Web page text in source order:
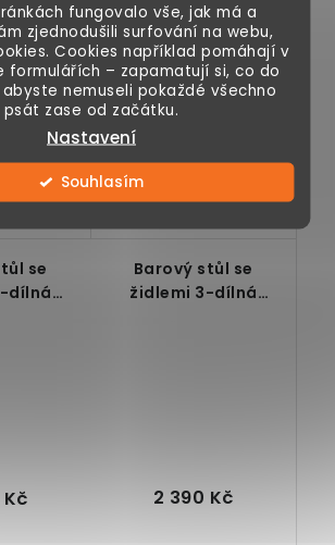
fungovalo vše, jak má a
zjednodušili surfování na webu,
Cookies například pomáhají v
formulářích – zapamatují si, co do
nemuseli pokaždé všechno
psát zase od začátku.
Nastavení
Souhlasím
pro 2
Designová
pohovka, pro 2
stabilní, měkké
snadno...
se
dílná
Barový stůl se
židlemi 3-dílná
2 390 Kč